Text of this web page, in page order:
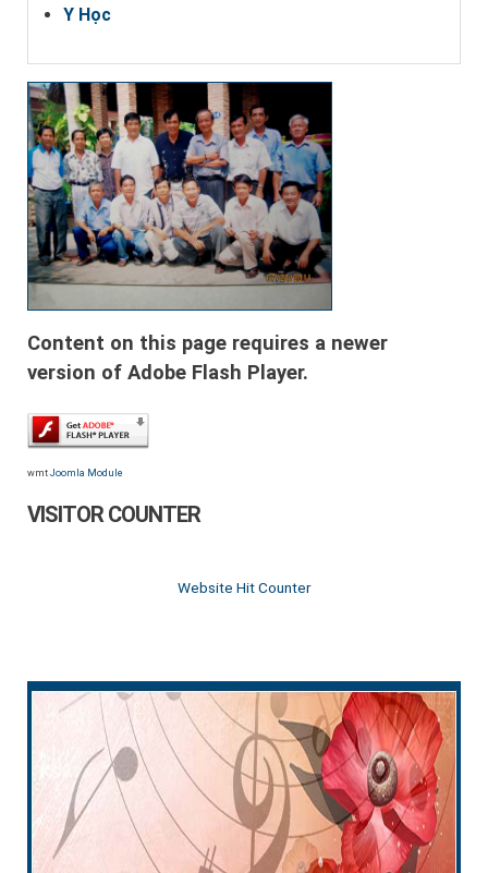
Y Học
Content on this page requires a newer
version of Adobe Flash Player.
wmt Joomla Module
VISITOR COUNTER
Website Hit Counter